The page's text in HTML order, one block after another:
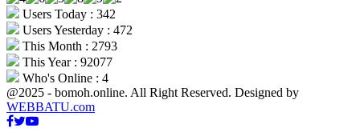
Users Today : 342
Users Yesterday : 472
This Month : 2793
This Year : 92077
Who's Online : 4
@2025 - bomoh.online. All Right Reserved. Designed by
WEBBATU.com
Facebook
Twitter
Youtube